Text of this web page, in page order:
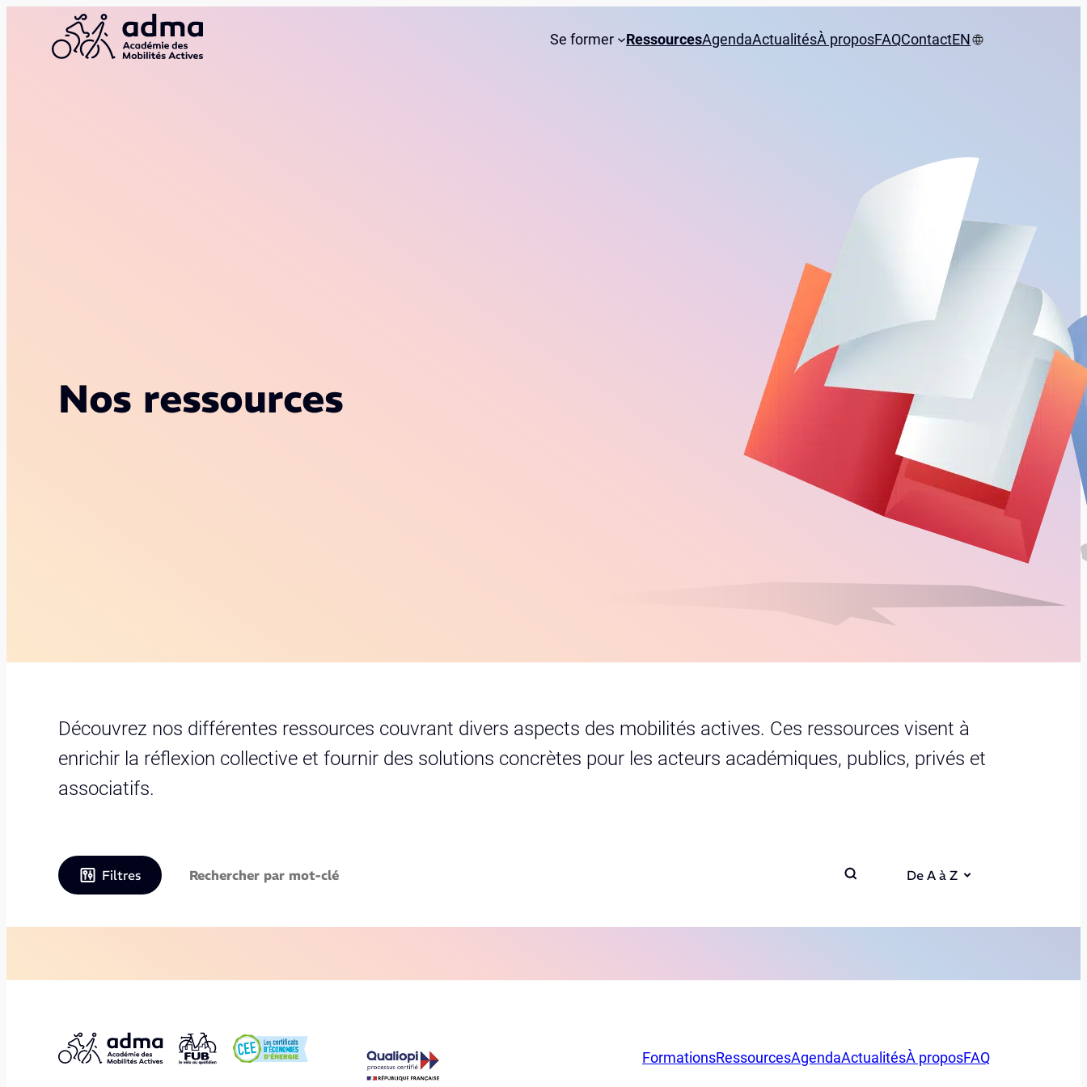
Se former RessourcesAgendaActualitésÀ proposFAQContactEN
Nos ressources
Découvrez nos différentes ressources couvrant divers aspects des mobilités actives. Ces ressources visent à
enrichir la réflexion collective et fournir des solutions concrètes pour les acteurs académiques, publics, privés et
associatifs.
Filtres De A à Z
FormationsRessourcesAgendaActualitésÀ proposFAQ